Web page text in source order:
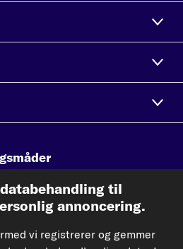
til
annoncering.
vi registrerer og gemmer